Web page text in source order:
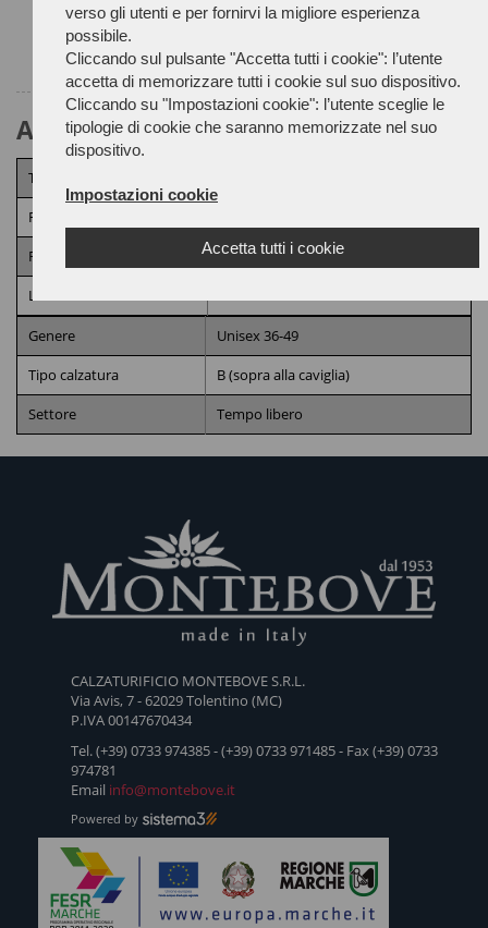
verso gli utenti e per fornirvi la migliore esperienza
possibile.
Cliccando sul pulsante "Accetta tutti i cookie": l’utente
accetta di memorizzare tutti i cookie sul suo dispositivo.
Cliccando su "Impostazioni cookie": l’utente sceglie le
tipologie di cookie che saranno memorizzate nel suo
dispositivo.
Impostazioni cookie
Accetta tutti i cookie
Attributi Prodotto
Tomaia
Fodera
Fondo
ROCCIA
Lavorazione
Genere
Unisex 36-49
Tipo calzatura
B (sopra alla caviglia)
Settore
Tempo libero
DOLOMITECASTAGNO
CALZATURIFICIO MONTEBOVE S.R.L.
Via Avis, 7 - 62029 Tolentino (MC)
P.IVA 00147670434
Tel. (+39) 0733 974385 - (+39) 0733 971485 - Fax (+39) 0733
974781
Email info@montebove.it
Powered by